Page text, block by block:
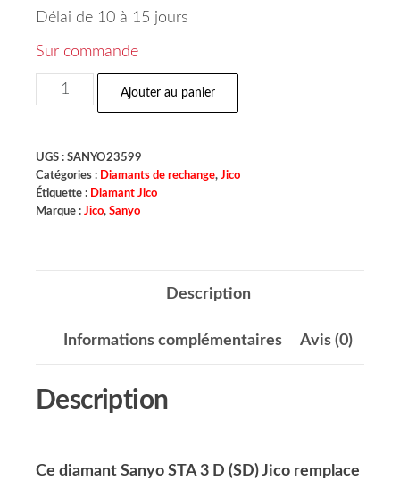
Délai de 10 à 15 jours
Sur commande
Ajouter au panier
UGS : SANYO23599
Catégories : Diamants de rechange, Jico
Étiquette : Diamant Jico
Marque : Jico, Sanyo
Description
Informations complémentaires Avis (0)
Description
Ce diamant Sanyo STA 3 D (SD) Jico remplace